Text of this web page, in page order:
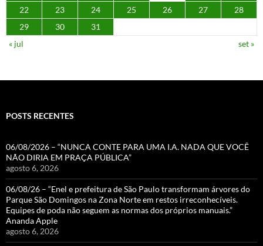
22
23 24 25 26 27
28
29
30
31
« jul
set »
POSTS RECENTES
06/08/2026 – “NUNCA CONTE PARA UMA I.A. NADA QUE VOCÊ
NÃO DIRIA EM PRAÇA PÚBLICA”
agosto 6, 2026
06/08/26 – “Enel e prefeitura de São Paulo transformam árvores do
Parque São Domingos na Zona Norte em restos irreconhecíveis.
Equipes de poda não seguem as normas dos próprios manuais.”
Ananda Apple
agosto 6, 2026